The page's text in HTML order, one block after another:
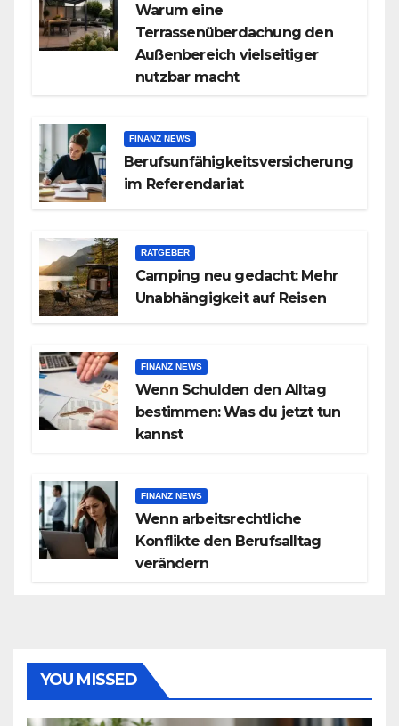
Warum eine
Terrassenüberdachung den
Außenbereich vielseitiger
nutzbar macht
FINANZ NEWS
Berufsunfähigkeitsversicherung
im Referendariat
RATGEBER
Camping neu gedacht: Mehr
Unabhängigkeit auf Reisen
FINANZ NEWS
Wenn Schulden den Alltag
bestimmen: Was du jetzt tun
kannst
FINANZ NEWS
Wenn arbeitsrechtliche
Konflikte den Berufsalltag
verändern
YOU MISSED